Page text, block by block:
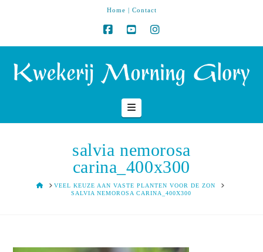
Home | Contact
Navigation
salvia nemorosa
carina_400x300
HOMEVEEL KEUZE AAN VASTE PLANTEN VOOR DE ZON
SALVIA NEMOROSA CARINA_400X300